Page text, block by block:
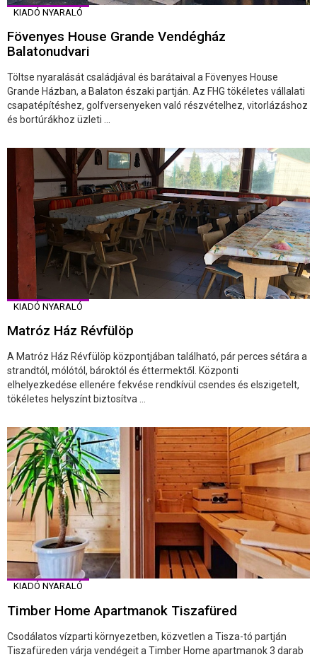
KIADÓ NYARALÓ
Fövenyes House Grande Vendégház
Balatonudvari
Töltse nyaralását családjával és barátaival a Fövenyes House
Grande Házban, a Balaton északi partján. Az FHG tökéletes vállalati
csapatépítéshez, golfversenyeken való részvételhez, vitorlázáshoz
és bortúrákhoz üzleti ...
KIADÓ NYARALÓ
Matróz Ház Révfülöp
A Matróz Ház Révfülöp központjában található, pár perces sétára a
strandtól, mólótól, bároktól és éttermektől. Központi
elhelyezkedése ellenére fekvése rendkívül csendes és elszigetelt,
tökéletes helyszínt biztosítva ...
KIADÓ NYARALÓ
Timber Home Apartmanok Tiszafüred
Csodálatos vízparti környezetben, közvetlen a Tisza-tó partján
Tiszafüreden várja vendégeit a Timber Home apartmanok 3 darab